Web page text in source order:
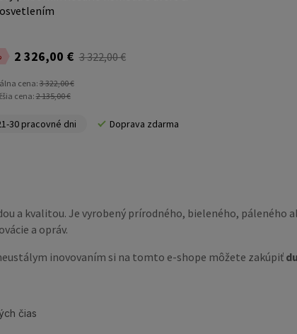
2 326,00 € 3 322,00 €
cena:3 322,00 €
cena:2 135,00 €
30 pracovné dni Doprava zdarma
a kvalitou. Je vyrobený prírodného, bieleného,
a opráv.
inovovaním si na tomto e-shope môžete zakúpiť
čias